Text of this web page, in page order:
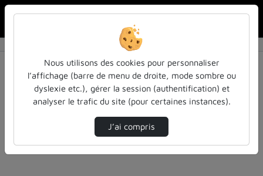
Résultats de la recherche
Filtres actifs (cliquer pour en retirer) :
realite-etendue
pleiades education pleiades
Nous utilisons des cookies pour personnaliser
l’affichage (barre de menu de droite, mode sombre ou
dyslexie etc.), gérer la session (authentification) et
analyser le trafic du site (pour certaines instances).
J’ai compris